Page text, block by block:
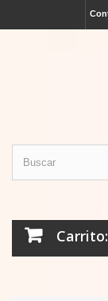
Carrito: